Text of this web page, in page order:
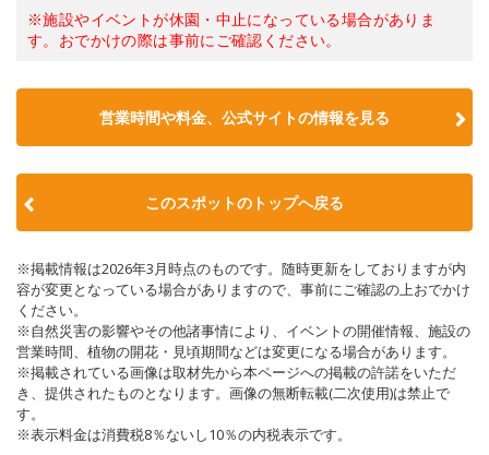
※施設やイベントが休園・中止になっている場合がありま
す。おでかけの際は事前にご確認ください。
営業時間や料金、公式サイトの情報を見る
このスポットのトップへ戻る
※掲載情報は2026年3月時点のものです。随時更新をしておりますが内
容が変更となっている場合がありますので、事前にご確認の上おでかけ
ください。
※自然災害の影響やその他諸事情により、イベントの開催情報、施設の
営業時間、植物の開花・見頃期間などは変更になる場合があります。
※掲載されている画像は取材先から本ページへの掲載の許諾をいただ
き、提供されたものとなります。画像の無断転載(二次使用)は禁止で
す。
※表示料金は消費税8％ないし10％の内税表示です。